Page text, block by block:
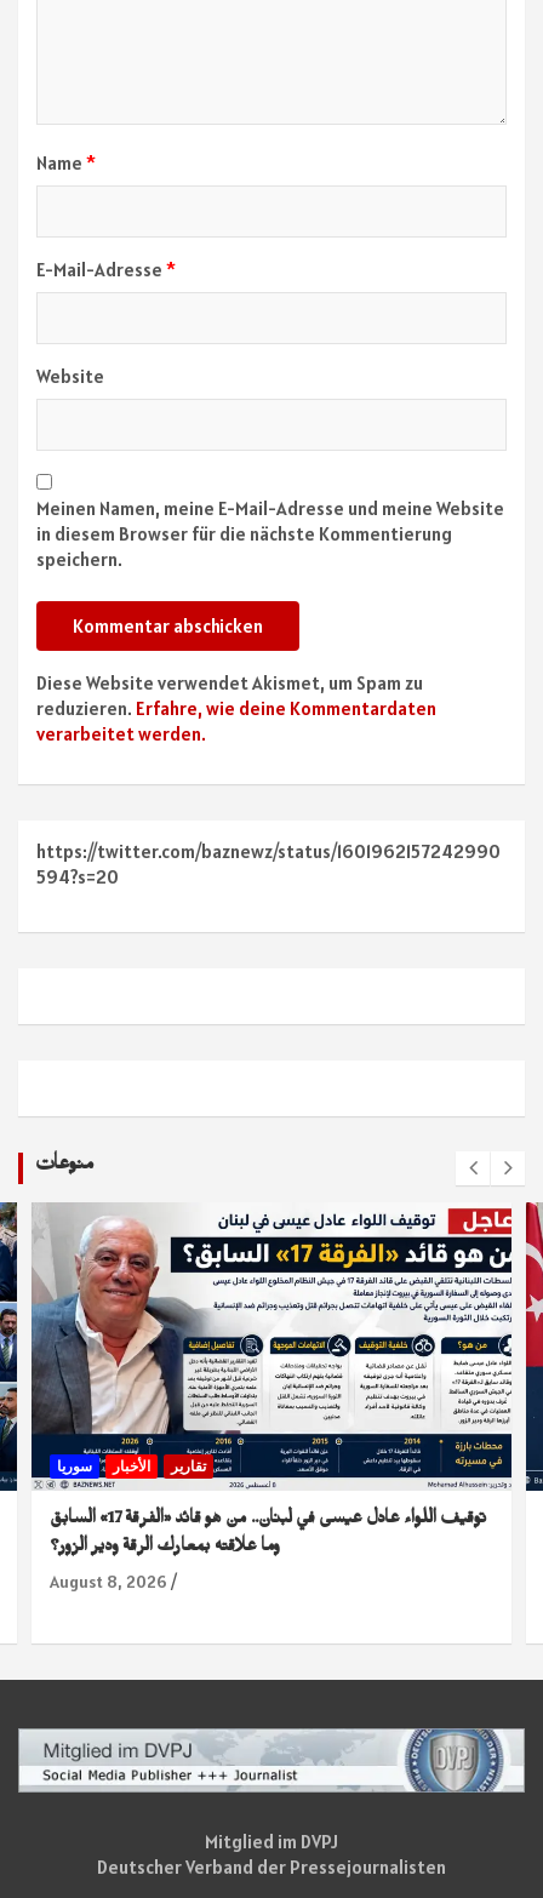
Name *
E-Mail-Adresse *
Website
Meinen Namen, meine E-Mail-Adresse und meine Website
in diesem Browser für die nächste Kommentierung
speichern.
Diese Website verwendet Akismet, um Spam zu
reduzieren. Erfahre, wie deine Kommentardaten
verarbeitet werden.
https://twitter.com/baznewz/status/1601962157242990
594?s=20
منوعات
سوريا الأخبار تقارير
توقيف اللواء عادل عيسى في لبنان.. من هو قائد «الفرقة 17» السابق
وما علاقته بمعارك الرقة ودير الزور؟
August 8, 2026
Mitglied im DVPJ
Deutscher Verband der Pressejournalisten